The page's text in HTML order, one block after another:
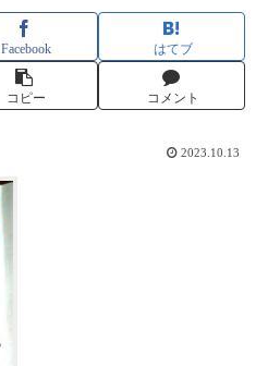
Facebook はてブ
コピー コメント
2023.10.13